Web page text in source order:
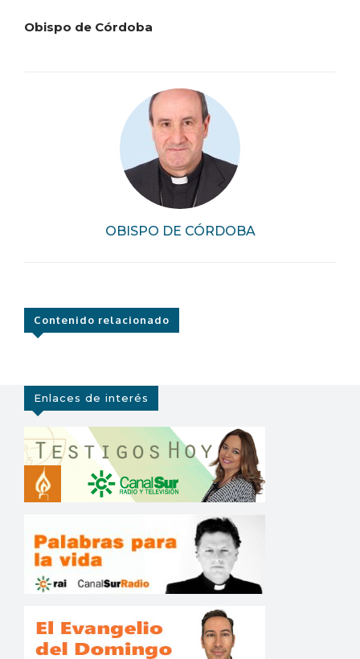
OBISPO DE CÓRDOBA
Obispo de Córdoba
Contenido relacionado
Enlaces de interés